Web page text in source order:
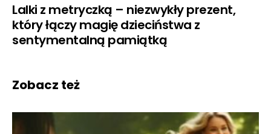
Lalki z metryczką – niezwykły prezent,
który łączy magię dzieciństwa z
sentymentalną pamiątką
Zobacz też